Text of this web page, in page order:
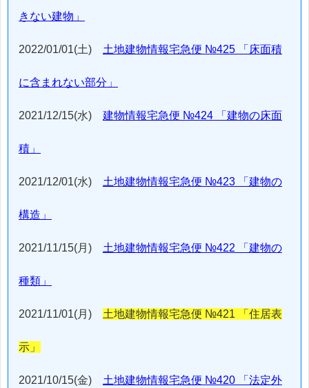
きない建物」
2022/01/01(土) 土地建物情報宅急便 №425 「床面積
に含まれない部分」
2021/12/15(水) 建物情報宅急便 №424 「建物の床面
積」
2021/12/01(水) 土地建物情報宅急便 №423 「建物の
構造」
2021/11/15(月) 土地建物情報宅急便 №422 「建物の
種類」
2021/11/01(月) 土地建物情報宅急便 №421 「住居表
示」
2021/10/15(金) 土地建物情報宅急便 №420 「法定外